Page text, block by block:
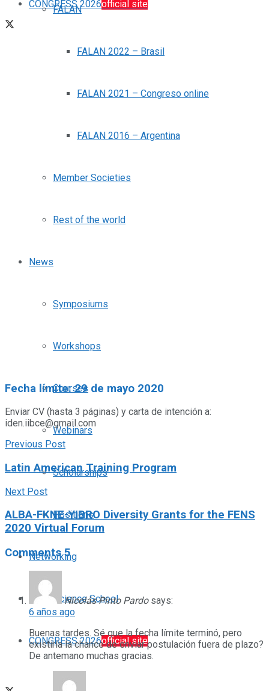
CONGRESS 2026official site
FALAN
FALAN 2022 – Brasil
FALAN 2021 – Congreso online
FALAN 2016 – Argentina
Member Societies
Rest of the world
News
Symposiums
Workshops
Courses
Webinars
Scholarships
Positions
Networking
Neuroscience School
CONGRESS 2026official site
Fecha límite: 29 de mayo 2020
Enviar CV (hasta 3 páginas) y carta de intención a:
iden.iibce@gmail.com
Previous Post
Latin American Training Program
Next Post
ALBA-FKNE-YIBRO Diversity Grants for the FENS
2020 Virtual Forum
Comments5
Nicolás Pinto Pardo says:
6 años ago
Buenas tardes. Sé que la fecha límite terminó, pero
existiría la chance de enviar postulación fuera de plazo?
De antemano muchas gracias.